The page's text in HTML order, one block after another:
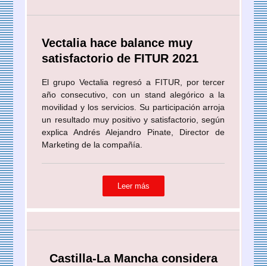
Vectalia hace balance muy
satisfactorio de FITUR 2021
El grupo Vectalia regresó a FITUR, por tercer
año consecutivo, con un stand alegórico a la
movilidad y los servicios. Su participación arroja
un resultado muy positivo y satisfactorio, según
explica Andrés Alejandro Pinate, Director de
Marketing de la compañía.
Leer más
Castilla-La Mancha considera